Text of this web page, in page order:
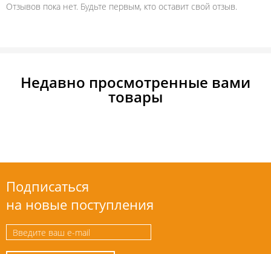
Отзывов пока нет. Будьте первым, кто оставит свой отзыв.
Недавно просмотренные вами
товары
Подписаться
на новые поступления